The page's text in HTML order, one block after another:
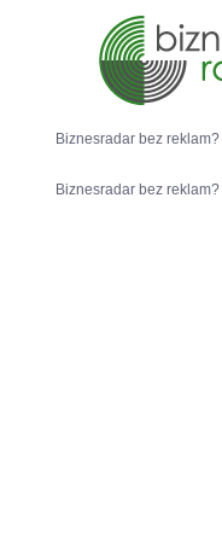
Biznesradar bez reklam?
Biznesradar bez reklam?